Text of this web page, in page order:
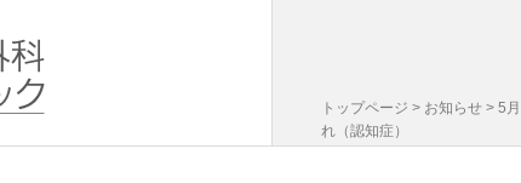
トップページ > お知らせ > 5
れ（認知症）